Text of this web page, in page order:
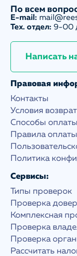
По всем
E-mail:
Тех. отдел: 9-00
Написать
Правовая
Контакты
Условия
Способы оплаты
Правила оплаты
Политика
Сервисы:
Типы проверок
Проверка
Комплексная
Проверка
Проверка
Рассчитать